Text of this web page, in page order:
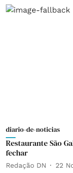
diario-de-noticias
Restaurante São
fechar
Redação DN 22